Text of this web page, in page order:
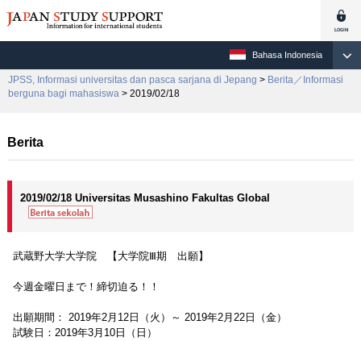
Bahasa Indonesia
JPSS, Informasi universitas dan pasca sarjana di Jepang > Berita／Informasi
berguna bagi mahasiswa > 2019/02/18
Berita
2019/02/18 Universitas Musashino Fakultas Global
武蔵野大学大学院 【大学院Ⅲ期 出願】
今週金曜日まで！締切迫る！！
出願期間： 2019年2月12日（火）～ 2019年2月22日（金）
試験日：2019年3月10日（日）